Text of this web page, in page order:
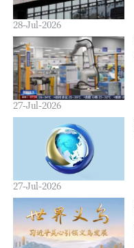
28-Jul-2026
27-Jul-2026
27-Jul-2026